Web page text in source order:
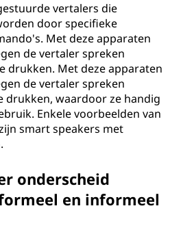
vertalers die
door specifieke
Met deze apparaten
de vertaler spreken
drukken. Met deze apparaten
de vertaler spreken
drukken, waardoor ze handig
Enkele voorbeelden van
smart speakers met
onderscheid
en informeel